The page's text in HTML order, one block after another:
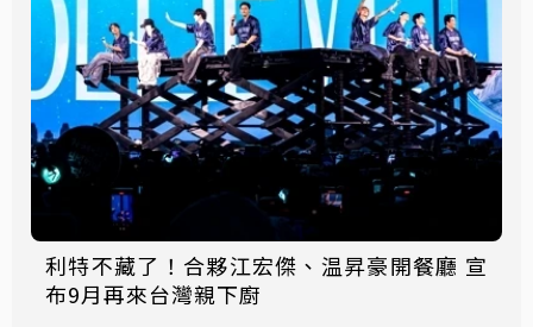
利特不藏了！合夥江宏傑、温昇豪開餐廳 宣
布9月再來台灣親下廚